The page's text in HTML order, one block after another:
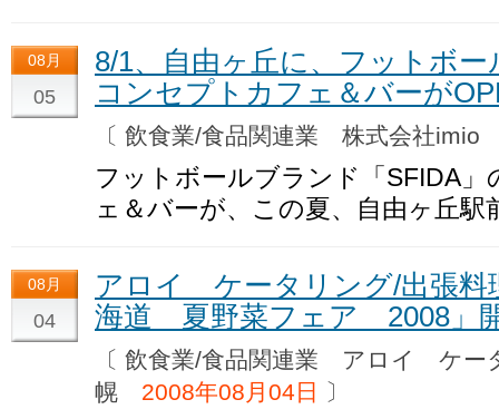
08月
05
8/1、自由ヶ丘に、フットボ
コンセプトカフェ＆バーが
〔 飲食業/食品関連業 株式会社
フットボールブランド「SFIDA
ェ＆バーが、この夏、自由ヶ丘駅
08月
04
アロイ ケータリング/出張
海道 夏野菜フェア 2008」
〔 飲食業/食品関連業 アロイ ケー
幌 2008年08月04日 〕